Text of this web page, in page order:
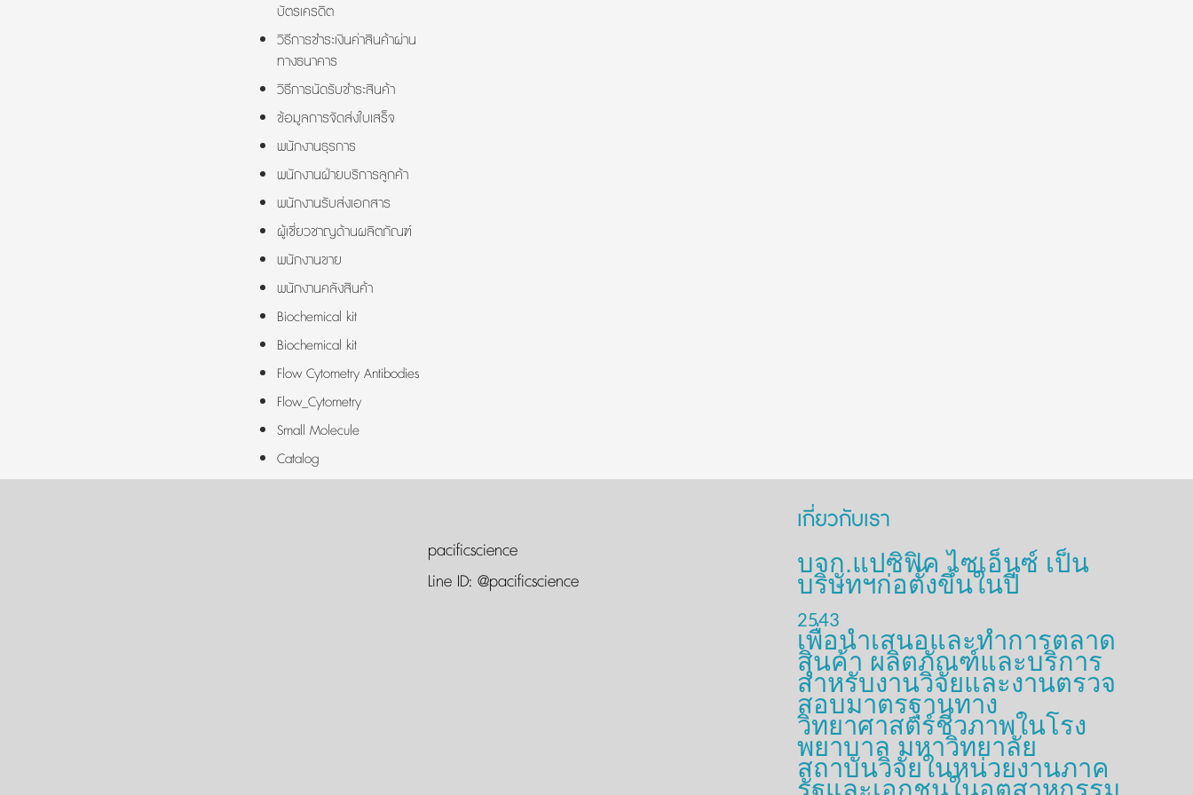
บัตรเครดิต
วิธีการชำระเงินค่าสินค้าผ่าน
ทางธนาคาร
วิธีการนัดรับชำระสินค้า
ข้อมูลการจัดส่งใบเสร็จ
พนักงานธุรการ
พนักงานฝ่ายบริการลูกค้า
พนักงานรับส่งเอกสาร
ผู้เชี่ยวชาญด้านผลิตภัณฑ์
พนักงานขาย
พนักงานคลังสินค้า
Biochemical kit
Biochemical kit
Flow Cytometry Antibodies
Flow_Cytometry
Small Molecule
Catalog
pacificscience
Line ID: @pacificscience
เกี่ยวกับเรา
บจก.แปซิฟิค ไซเอ็นซ์ เป็น
บริษัทฯก่อตั้งขึ้นในปี
2543
เพื่อนำเสนอและทำการตลาด
สินค้า ผลิตภัณฑ์และบริการ
สำหรับงานวิจัยและงานตรวจ
สอบมาตรฐานทาง
วิทยาศาสตร์ชีวภาพในโรง
พยาบาล มหาวิทยาลัย
สถาบันวิจัยในหน่วยงานภาค